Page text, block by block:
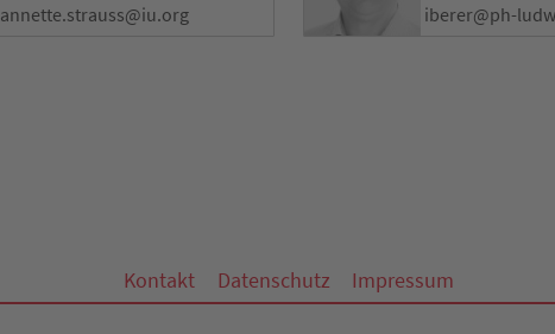
annette.strauss@iu.org iberer@ph-
Kontakt Datenschutz Impressum